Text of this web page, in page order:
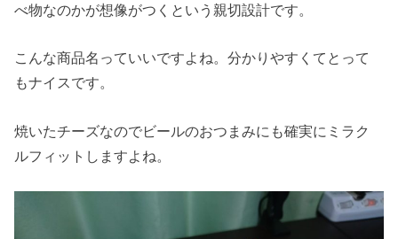
べ物なのかが想像がつくという親切設計です。
こんな商品名っていいですよね。分かりやすくてとって
もナイスです。
焼いたチーズなのでビールのおつまみにも確実にミラク
ルフィットしますよね。